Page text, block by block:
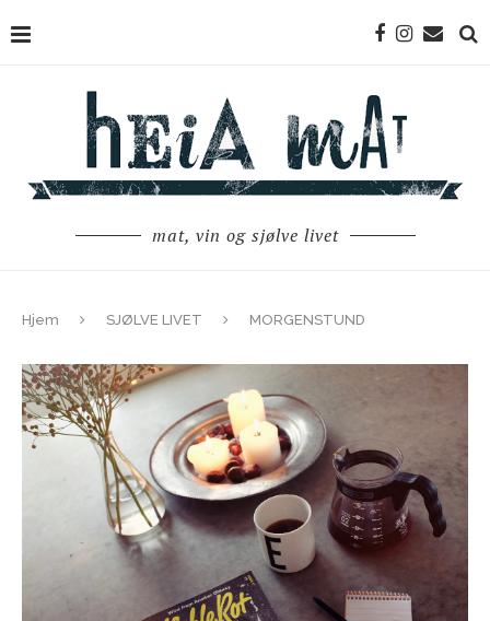
mat, vin og sjølve livet
Hjem SJØLVE LIVET MORGENSTUND